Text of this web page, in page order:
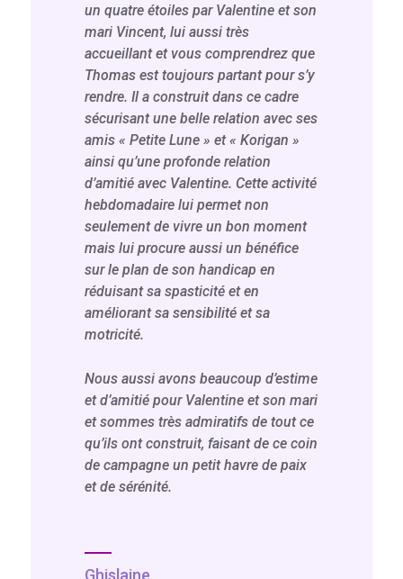
un quatre étoiles par Valentine et son
mari Vincent, lui aussi très
accueillant et vous comprendrez que
Thomas est toujours partant pour s’y
rendre. Il a construit dans ce cadre
sécurisant une belle relation avec ses
amis « Petite Lune » et « Korigan »
ainsi qu’une profonde relation
d’amitié avec Valentine. Cette activité
hebdomadaire lui permet non
seulement de vivre un bon moment
mais lui procure aussi un bénéfice
sur le plan de son handicap en
réduisant sa spasticité et en
améliorant sa sensibilité et sa
motricité.
Nous aussi avons beaucoup d’estime
et d’amitié pour Valentine et son mari
et sommes très admiratifs de tout ce
qu’ils ont construit, faisant de ce coin
de campagne un petit havre de paix
et de sérénité.
Ghislaine